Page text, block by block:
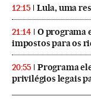
12:15 Lula, uma
21:14
O programa
impostos para os
20:55
Programa
privilégios legais